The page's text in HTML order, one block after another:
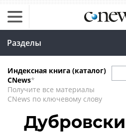
Разделы
Индексная книга (каталог)
CNews*
Получите все материалы
CNews по ключевому слову